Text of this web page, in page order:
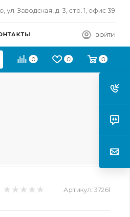
ул. Заводская, д. 3, стр. 1, офис 39
ВОЙТИ
0 0 0
Артикул: 37261